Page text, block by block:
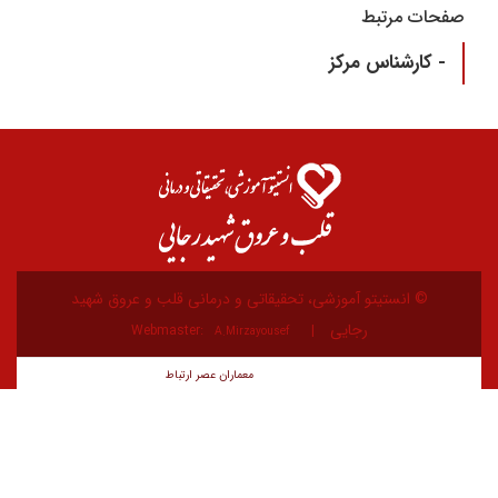
صفحات مرتبط
- کارشناس مرکز
© انستیتو آموزشی، تحقیقاتی و درمانی قلب و عروق شهید
رجایی
Webmaster: A.Mirzayousef
معماران عصر‌ ارتباط